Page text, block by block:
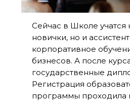
Сейчас в Школе учатся
новички, но и
корпоративное
бизнесов. А после
государственные
Регистрация
программы проходила